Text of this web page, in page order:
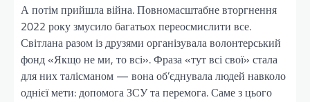
А потім прийшла війна. Повномасштабне вторгнення
2022 року змусило багатьох переосмислити все.
Світлана разом із друзями організувала волонтерський
фонд «Якщо не ми, то всі». Фраза «тут всі свої» стала
для них талісманом — вона об’єднувала людей навколо
однієї мети: допомога ЗСУ та перемога. Саме з цього